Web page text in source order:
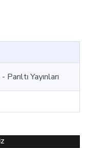
Yayınları